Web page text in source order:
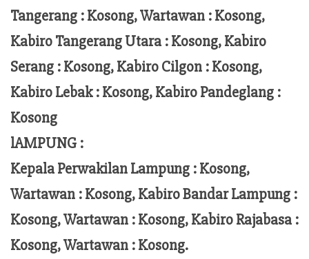
Tangerang :Kosong, Wartawan : Kosong,
Kabiro Tangerang Utara : Kosong, Kabiro
Serang : Kosong, Kabiro Cilgon : Kosong,
Kabiro Lebak : Kosong, Kabiro Pandeglang :
Kosong
lAMPUNG :
Kepala Perwakilan Lampung :Kosong,
Wartawan : Kosong, Kabiro Bandar Lampung :
Kosong, Wartawan : Kosong, Kabiro Rajabasa :
Kosong, Wartawan : Kosong.